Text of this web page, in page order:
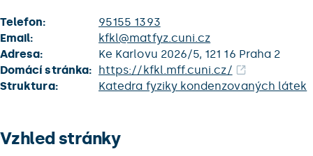
Telefon:
95155 1393
Email:
kfkl@matfyz.cuni.cz
Adresa:
Ke Karlovu 2026/5, 121 16 Praha 2
Domácí stránka: https://kfkl.mff.cuni.cz/
Struktura:
Katedra fyziky kondenzovaných látek
Vzhled stránky